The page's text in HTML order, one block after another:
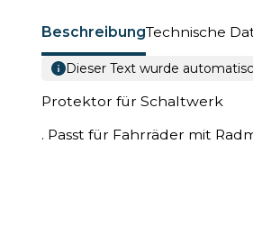
BeschreibungTechnische
Dieser Text wurde
Protektor für Schaltwerk
. Passt für Fahrräder mit